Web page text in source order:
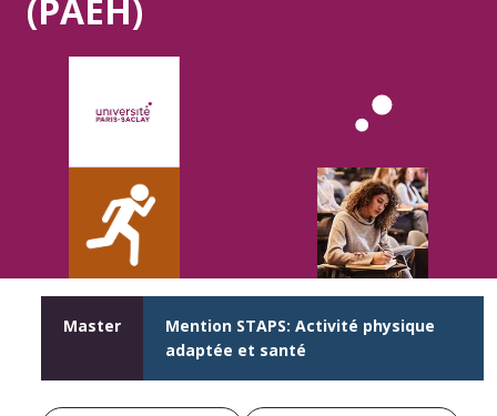
(PAEH)
Master
Mention STAPS: Activité physique
adaptée et santé